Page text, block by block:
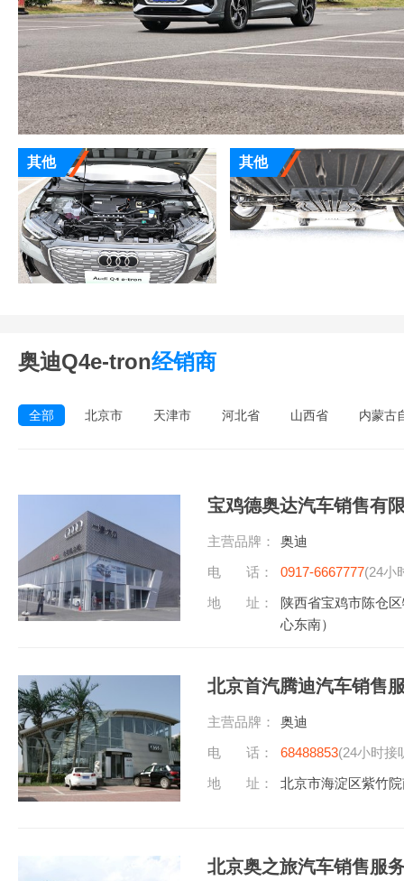
其他 其他
奥迪Q4e-tron经销商
全部 北京市 天津市 河北省 山西省 内蒙古
宝鸡德奥达汽车销售有
主营品牌：
奥迪
电 话：
0917-6667777(24小
地 址：
陕西省宝鸡市陈仓
心东南）
北京首汽腾迪汽车销售
主营品牌：
奥迪
电 话：
68488853(24小时接
地 址：
北京市海淀区紫竹
北京奥之旅汽车销售服